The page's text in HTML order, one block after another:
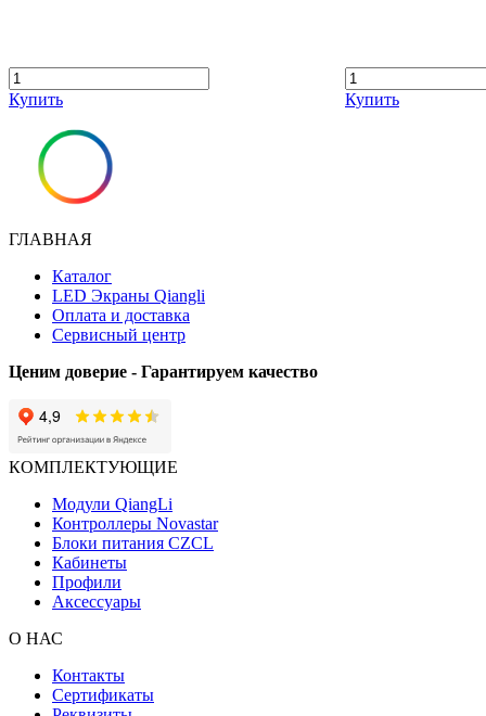
Купить Купить
ГЛАВНАЯ
Каталог
LED Экраны Qiangli
Оплата и доставка
Сервисный центр
Ценим доверие - Гарантируем качество
КОМПЛЕКТУЮЩИЕ
Модули QiangLi
Контроллеры Novastar
Блоки питания CZCL
Кабинеты
Профили
Аксессуары
О НАС
Контакты
Сертификаты